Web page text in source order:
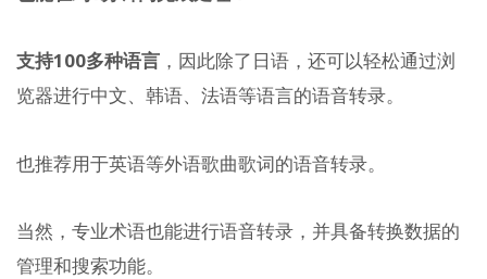
支持100多种语言 ，因此除了日语，还可以轻松通过浏
览器进行中文、韩语、法语等语言的语音转录。
也推荐用于英语等外语歌曲歌词的语音转录。
当然，专业术语也能进行语音转录，并具备转换数据的
管理和搜索功能。